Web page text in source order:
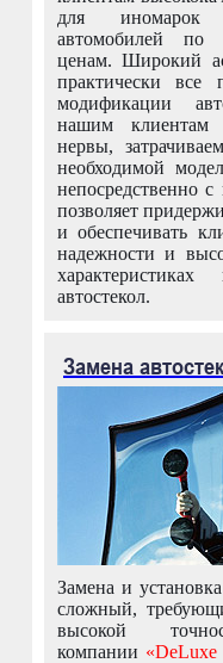
для иномарок
автомобилей
ценам. Широкий
практически все
модификации
нашим клиентам
нервы,
необходимой
непосредственно
позволяет
и обеспечивать
надежности и
автостекол.
Замена
Замена и
сложный,
высокой
компании «DeLuxe